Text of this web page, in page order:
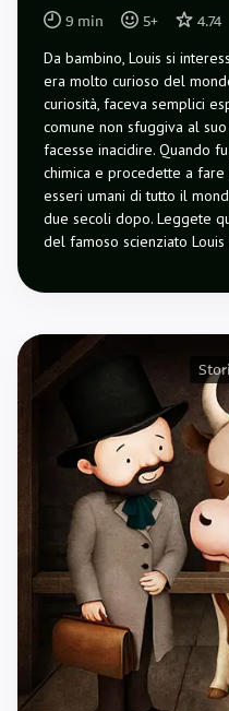
9 min 5+ 4.74
Da bambino, Louis si
era molto curioso del
curiosità, faceva semplici
comune non sfuggiva al
facesse inacidire. Quando
chimica e procedette a
esseri umani di tutto il
due secoli dopo. Leggete
del famoso scienziato Louis